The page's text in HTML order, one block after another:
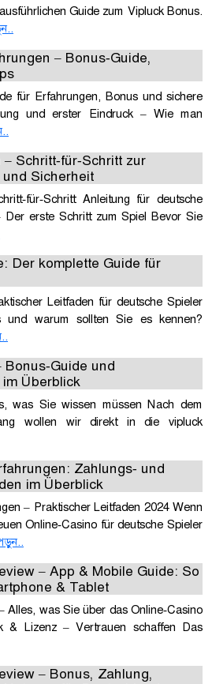
Guide zum Vipluck Bonus.
– Bonus‑Guide,
für Erfahrungen, Bonus und sichere
und erster Eindruck – Wie man
Schritt‑für‑Schritt zur
Sicherheit
Anleitung für deutsche
Der erste Schritt zum Spiel Bevor Sie
Der komplette Guide für
Leitfaden für deutsche Spieler
und warum sollten Sie es kennen?
und
Überblick
was Sie wissen müssen Nach dem
wollen wir direkt in die vipluck
Zahlungs‑ und
im Überblick
– Praktischer Leitfaden 2024 Wenn
Online‑Casino für deutsche Spieler
– App & Mobile Guide: So
& Tablet
Alles, was Sie über das Online‑Casino
& Lizenz – Vertrauen schaffen Das
– Bonus, Zahlung,